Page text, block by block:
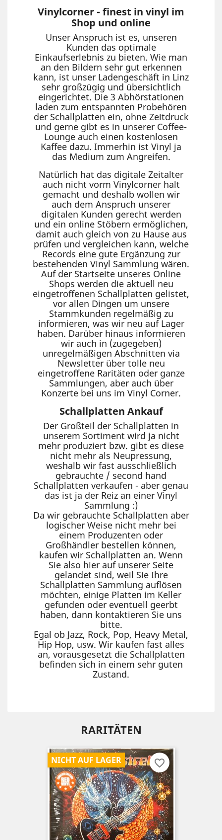
Vinylcorner - finest in vinyl im
Shop und online
Unser Anspruch ist es, unseren
Kunden das optimale
Einkaufserlebnis zu bieten. Wie man
an den Bildern sehr gut erkennen
kann, ist unser Ladengeschäft in Linz
sehr großzügig und übersichtlich
eingerichtet. Die 3 Abhörstationen
laden zum entspannten Probehören
der Schallplatten ein, ohne Zeitdruck
und gerne gibt es in unserer Coffee-
Lounge auch einen kostenlosen
Kaffee dazu. Immerhin ist Vinyl ja
das Medium zum Angreifen.
Natürlich hat das digitale Zeitalter
auch nicht vorm Vinylcorner halt
gemacht und deshalb wollen wir
auch dem Anspruch unserer
digitalen Kunden gerecht werden
und ein online Stöbern ermöglichen,
damit auch gleich von zu Hause aus
prüfen und vergleichen kann, welche
Records eine gute Ergänzung zur
bestehenden Vinyl Sammlung wären.
Auf der Startseite unseres Online
Shops werden die aktuell neu
eingetroffenen Schallplatten gelistet,
vor allen Dingen um unsere
Stammkunden regelmäßig zu
informieren, was wir neu auf Lager
haben. Darüber hinaus informieren
wir auch in (zugegeben)
unregelmäßigen Abschnitten via
Newsletter über tolle neu
eingetroffene Raritäten oder ganze
Sammlungen, aber auch über
Konzerte bei uns im Vinyl Corner.
Schallplatten Ankauf
Der Großteil der Schallplatten in
unserem Sortiment wird ja nicht
mehr produziert bzw. gibt es diese
nicht mehr als Neupressung,
weshalb wir fast ausschließlich
gebrauchte / second hand
Schallplatten verkaufen - aber genau
das ist ja der Reiz an einer Vinyl
Sammlung :)
Da wir gebrauchte Schallplatten aber
logischer Weise nicht mehr bei
einem Produzenten oder
Großhändler bestellen können,
kaufen wir Schallplatten an. Wenn
Sie also hier auf unserer Seite
gelandet sind, weil Sie Ihre
Schallplatten Sammlung auflösen
möchten, einige Platten im Keller
gefunden oder eventuell geerbt
haben, dann kontaktieren Sie uns
bitte.
Egal ob Jazz, Rock, Pop, Heavy Metal,
Hip Hop, usw. Wir kaufen fast alles
an, vorausgesetzt die Schallplatten
befinden sich in einem sehr guten
Zustand.
RARITÄTEN
NICHT AUF LAGER favorite_border